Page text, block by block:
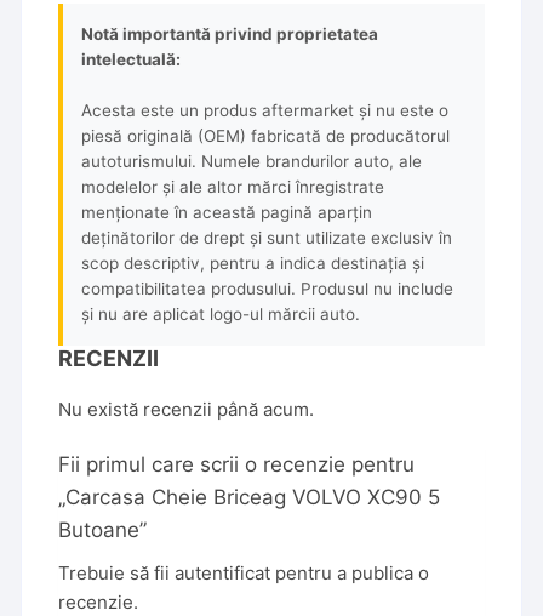
Notă importantă privind proprietatea
intelectuală:
Acesta este un produs aftermarket și nu este o
piesă originală (OEM) fabricată de producătorul
autoturismului. Numele brandurilor auto, ale
modelelor și ale altor mărci înregistrate
menționate în această pagină aparțin
deținătorilor de drept și sunt utilizate exclusiv în
scop descriptiv, pentru a indica destinația și
compatibilitatea produsului. Produsul nu include
și nu are aplicat logo-ul mărcii auto.
RECENZII
Nu există recenzii până acum.
Fii primul care scrii o recenzie pentru
„Carcasa Cheie Briceag VOLVO XC90 5
Butoane”
Trebuie să fiiautentificat pentru a publica o
recenzie.